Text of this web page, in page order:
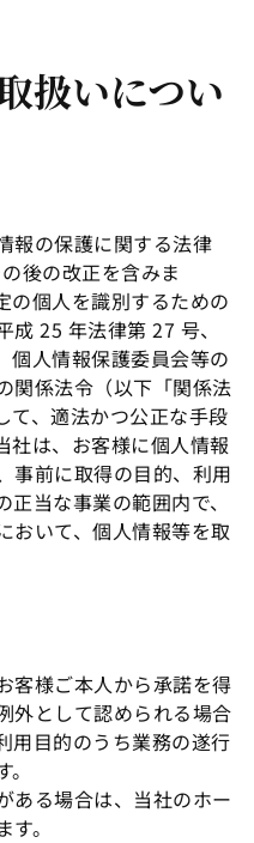
扱いについ
報の保護に関する法律
後の改正を含みま
の個人を識別するための
25 年法律第 27 号、
個人情報保護委員会等の
関係法令（以下「関係法
て、適法かつ公正な手段
社は、お客様に個人情報
事前に取得の目的、利用
当な事業の範囲内で、
おいて、個人情報等を取
客様ご本人から承諾を得
外として認められる場合
用目的のうち業務の遂行
ある場合は、当社のホー
。
ン
意書
意書